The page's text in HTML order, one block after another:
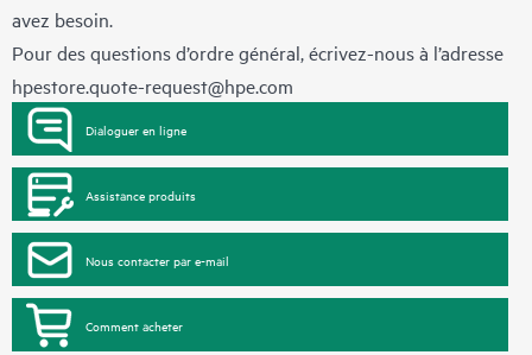
avez besoin.
Pour des questions d’ordre général, écrivez-nous à l’adresse
hpestore.quote-request@hpe.com
Dialoguer en ligne
Assistance produits
Nous contacter par e-mail
Comment acheter